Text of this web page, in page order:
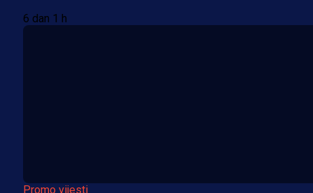
6 dan 1 h
Promo vijesti